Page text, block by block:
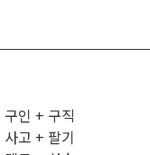
구인 + 구직
사고 + 팔기